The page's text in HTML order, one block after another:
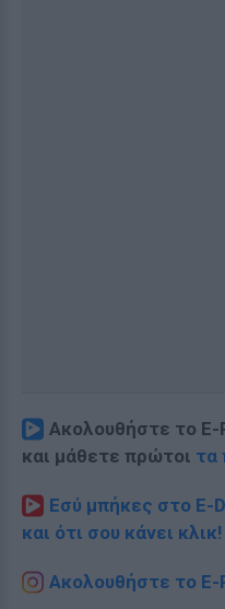
Ακολουθήστε το E-
και μάθετε πρώτοι τα
Εσύ μπήκες στο E-
και ότι σου κάνει κλικ!
Ακολουθήστε το E-